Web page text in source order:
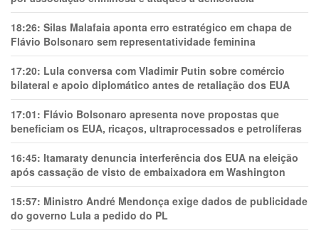
18:26: Silas Malafaia aponta erro estratégico em chapa de
Flávio Bolsonaro sem representatividade feminina
17:20: Lula conversa com Vladimir Putin sobre comércio
bilateral e apoio diplomático antes de retaliação dos EUA
17:01: Flávio Bolsonaro apresenta nove propostas que
beneficiam os EUA, ricaços, ultraprocessados e petrolíferas
16:45: Itamaraty denuncia interferência dos EUA na eleição
após cassação de visto de embaixadora em Washington
15:57: Ministro André Mendonça exige dados de publicidade
do governo Lula a pedido do PL